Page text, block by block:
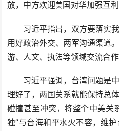
放，中方欢迎美国对华加强互利
习近平指出，双方要落实我
用好政治外交、两军沟通渠道
游、人文、执法等领域交流合作
习近平强调，台湾问题是中
理好了，两国关系就能保持总
碰撞甚至冲突，将整个中美关
独”与台海和平水火不容，维